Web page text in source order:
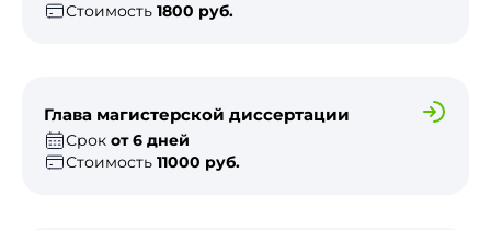
Стоимость 1800 руб.
Глава магистерской диссертации
Срок от 6 дней
Стоимость 11000 руб.